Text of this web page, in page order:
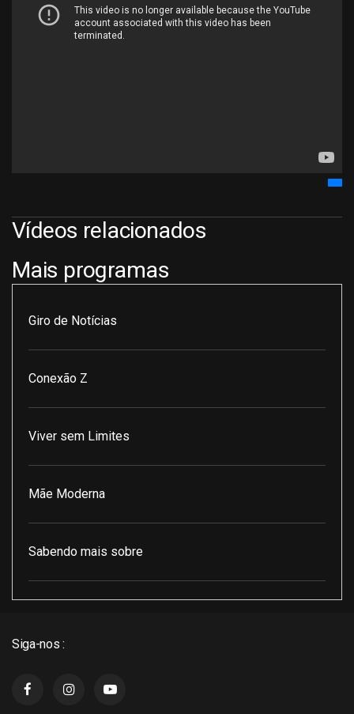
Vídeos relacionados
Mais programas
Giro de Notícias
Conexão Z
Viver sem Limites
Mãe Moderna
Sabendo mais sobre
Siga-nos :